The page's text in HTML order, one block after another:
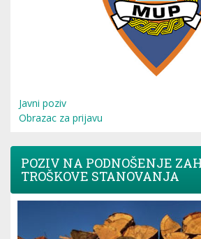
Javni poziv
Obrazac za prijavu
POZIV NA PODNOŠENJE
TROŠKOVE STANOVANJA